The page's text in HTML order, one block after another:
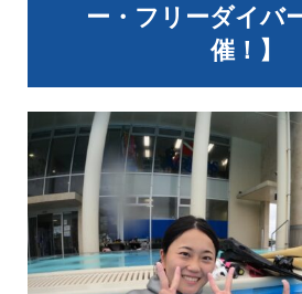
ー・フリーダイバ
催！】